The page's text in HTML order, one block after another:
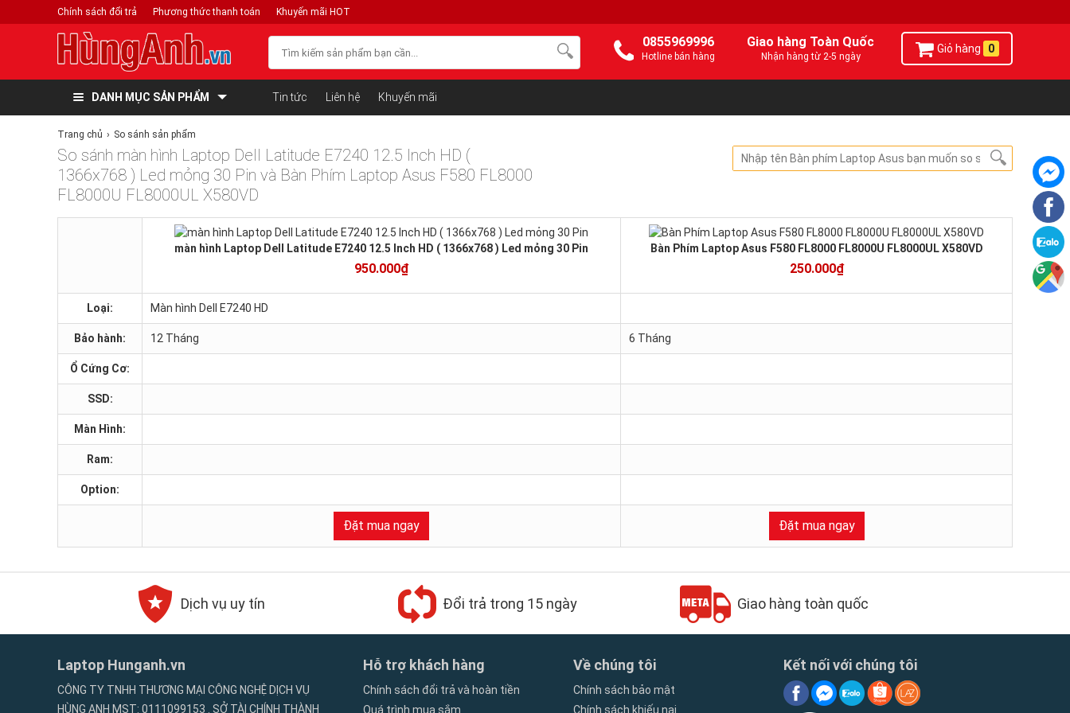
Chính sách đổi trả Phương thức thanh toán Khuyến mãi HOT
0855969996
Hotline bán hàng
Giao hàng Toàn Quốc
Nhận hàng từ 2-5 ngày
Giỏ hàng 0
DANH MỤC SẢN PHẨM Tin tức Liên hệ Khuyến mãi
Trang chủ So sánh sản phẩm
So sánh màn hình Laptop Dell Latitude E7240 12.5 Inch HD (
1366x768 ) Led mỏng 30 Pin và Bàn Phím Laptop Asus F580 FL8000
FL8000U FL8000UL X580VD
màn hình Laptop Dell Latitude E7240 12.5 Inch HD ( 1366x768 ) Led mỏng 30 Pin
950.000₫
Bàn Phím Laptop Asus F580 FL8000 FL8000U FL8000UL X580VD
250.000₫
Loại: Màn hình Dell E7240 HD
Bảo hành: 12 Tháng 6 Tháng
Ổ Cứng Cơ:
SSD:
Màn Hình:
Ram:
Option:
Đặt mua ngay Đặt mua ngay
Dịch vụ uy tín Đổi trả trong 15 ngày Giao hàng toàn quốc
Laptop Hunganh.vn
CÔNG TY TNHH THƯƠNG MẠI CÔNG NGHỆ DỊCH VỤ
HÙNG ANH MST: 0111099153 . SỞ TÀI CHÍNH THÀNH
Hỗ trợ khách hàng
Chính sách đổi trả và hoàn tiền
Quá trình mua sắm
Về chúng tôi
Chính sách bảo mật
Chính sách khiếu nại
Kết nối với chúng tôi